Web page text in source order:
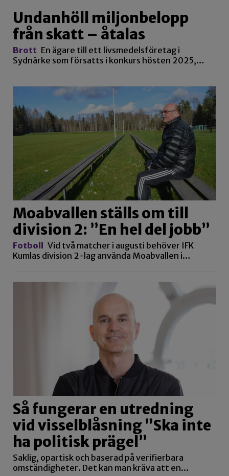
Undanhöll miljonbelopp
från skatt – åtalas
Brott En ägare till ett livsmedelsföretag i
Sydnärke som försatts i konkurs hösten 2025,…
Moabvallen ställs om till
division 2: ”En hel del jobb”
Fotboll
Vid två matcher i augusti behöver IFK
Kumlas division 2-lag använda Moabvallen i…
Så fungerar en utredning
vid visselblåsning ”Ska inte
ha politisk prägel”
Saklig, opartisk och baserad på verifierbara
omständigheter. Det kan man kräva att en…